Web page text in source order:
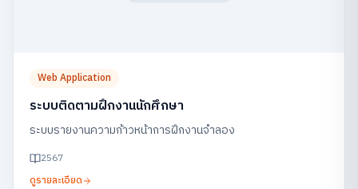
Web Application
ระบบติดตามฝึกงานนักศึกษา
ระบบรายงานความก้าวหน้าการฝึกงานจำลอง
2567
ดูรายละเอียด